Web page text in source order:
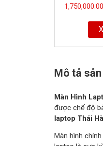
01,750,000.00
Mô tả
Màn Hình
được chế độ
laptop Thái Hà
Màn hình